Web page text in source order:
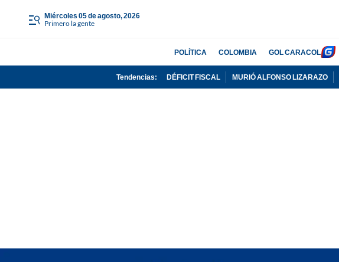
miércoles 05 de agosto, 2026
Primero la gente
POLÍTICA COLOMBIA GOL CARACOL
Tendencias: DÉFICIT FISCAL MURIÓ ALFONSO LIZARAZO